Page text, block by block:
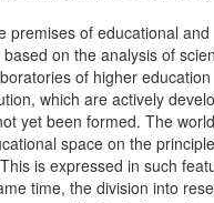
premises of educational and
on the analysis of
of higher education
which are actively
yet been formed. The world
space on the
is expressed in such
time, the division into